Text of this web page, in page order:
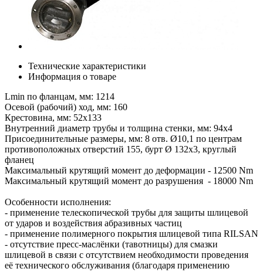
Технические характеристики
Информация о товаре
Lmin по фланцам, мм: 1214
Осевой (рабочий) ход, мм: 160
Крестовина, мм: 52х133
Внутренний диаметр трубы и толщина стенки, мм: 94х4
Присоединительные размеры, мм: 8 отв. Ø10,1 по центрам
противоположных отверстий 155, бурт Ø 132х3, круглый
фланец
Максимальный крутящий момент до деформации - 12500 Nm
Максимальный крутящий момент до разрушения - 18000 Nm
Особенности исполнения:
- применение телескопической трубы для защиты шлицевой
от ударов и воздействия абразивных частиц
- применение полимерного покрытия шлицевой типа RILSAN
- отсутствие пресс-маслёнки (тавотницы) для смазки
шлицевой в связи с отсутствием необходимости проведения
её технического обслуживания (благодаря применению